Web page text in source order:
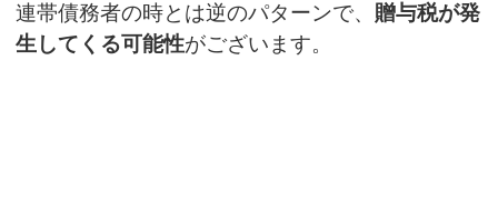
連帯債務者の時とは逆のパターンで、 贈与税が発
生してくる可能性がございます。